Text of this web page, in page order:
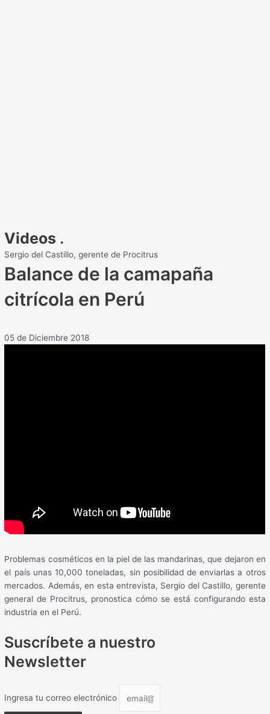
Videos .
Sergio del Castillo, gerente de Procitrus
Balance de la camapaña
citrícola en Perú
05 de Diciembre 2018
Problemas cosméticos en la piel de las mandarinas, que dejaron en
el país unas 10,000 toneladas, sin posibilidad de enviarlas a otros
mercados. Además, en esta entrevista, Sergio del Castillo, gerente
general de Procitrus, pronostica cómo se está configurando esta
industria en el Perú.
Suscríbete a nuestro
Newsletter
Ingresa tu correo electrónico